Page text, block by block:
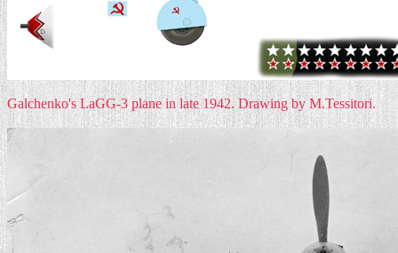
Galchenko's LaGG-3 plane in late 1942. Drawing by M.Tessitori.